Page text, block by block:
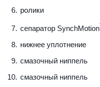
ролики
сепаратор SynchMotion
нижнее уплотнение
смазочный ниппель
смазочный ниппель